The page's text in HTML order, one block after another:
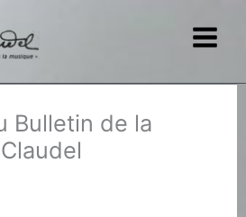
Bulletin de la